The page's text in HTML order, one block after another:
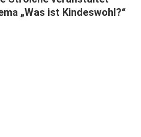
„Was ist Kindeswohl?“